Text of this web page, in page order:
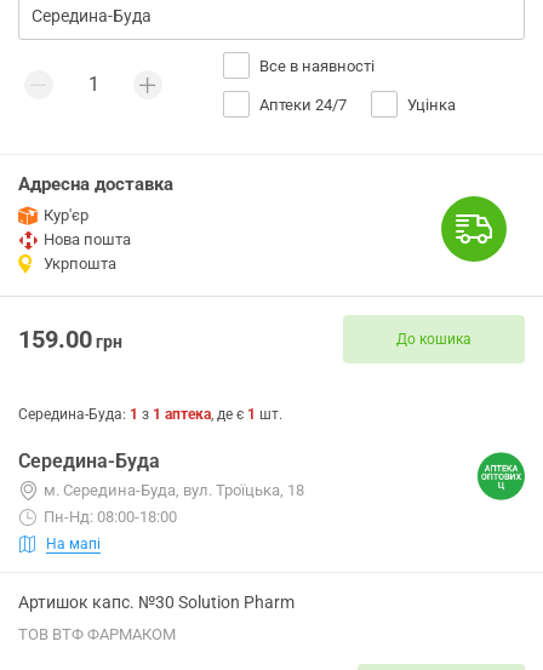
Все в наявності
Аптеки 24/7 Уцінка
Адресна доставка
Кур'єр
Нова пошта
Укрпошта
159.00грн До кошика
Середина-Буда: 1 з 1 аптека, де є 1 шт.
Середина-Буда
м. Середина-Буда, вул. Троїцька, 18
Пн-Нд: 08:00-18:00
На мапі
Артишок капс. №30 Solution Pharm
ТОВ ВТФ ФАРМАКОМ